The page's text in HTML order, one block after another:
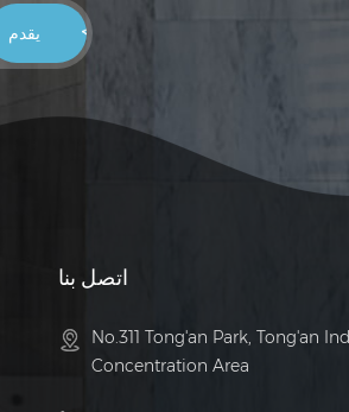
اتصل بنا
No.311 Tong'an Park, Tong'an
Concentration Area